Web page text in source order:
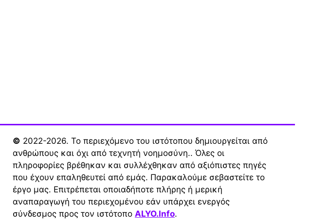
© 2022-2026. Το περιεχόμενο του ιστότοπου δημιουργείται από
ανθρώπους και όχι από τεχνητή νοημοσύνη.. Όλες οι
πληροφορίες βρέθηκαν και συλλέχθηκαν από αξιόπιστες πηγές
που έχουν επαληθευτεί από εμάς. Παρακαλούμε σεβαστείτε το
έργο μας. Επιτρέπεται οποιαδήποτε πλήρης ή μερική
αναπαραγωγή του περιεχομένου εάν υπάρχει ενεργός
σύνδεσμος προς τον ιστότοπο ALYO.Info.